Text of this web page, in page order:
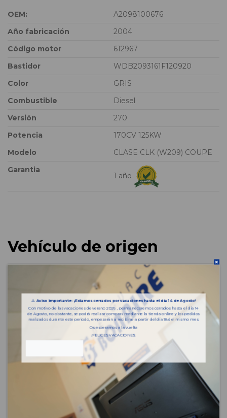
OEM:
A2098100676
Año fabricación
2004
Código motor
612967
Bastidor
WDB2093161F120920
Color
GRIS
Combustible
Diesel
Versión
270
Potencia
170CV 125KW
Modelo
CLASE CLK (W209) COUPE
Garantia
1 año
Vehículo de origen
⚠️Aviso importante: ¡Estamos cerrados por vacaciones hasta el día 14 de Agosto!
Con motivo de las vacaciones de verano 2026 , permaneceremos cerrados hasta el día 14
de Agosto, no obstante, se podrá realizar compras mediante la tienda online y los pedidos
realizados durante este periodo, empezarán a recibirse a partir del día 18 del mismo mes.
Os esperamos a la vuelta
¡FELICES VACACIONES!